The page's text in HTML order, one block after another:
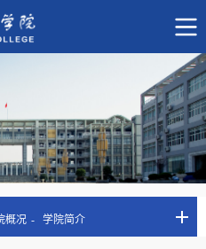
概况 学院简介